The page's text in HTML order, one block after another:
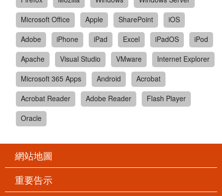
Microsoft Office
Apple SharePoint
iOS
Adobe
iPhone iPad Excel iPadOS
iPod
Apache
Visual Studio VMware
Internet Explorer
Microsoft 365 Apps
Android
Acrobat
Acrobat Reader
Adobe Reader
Flash Player
Oracle
網站地圖
重要告示